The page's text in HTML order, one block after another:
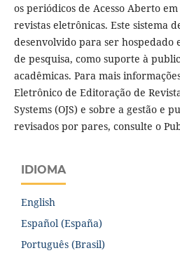
os periódicos de Acesso Aberto em
revistas eletrônicas. Este sistema
desenvolvido para ser hospedado
de pesquisa, como suporte à
acadêmicas. Para mais
Eletrônico de Editoração de
Systems (OJS) e sobre a gestão e
revisados por pares, consulte o
IDIOMA
English
Español (España)
Português (Brasil)